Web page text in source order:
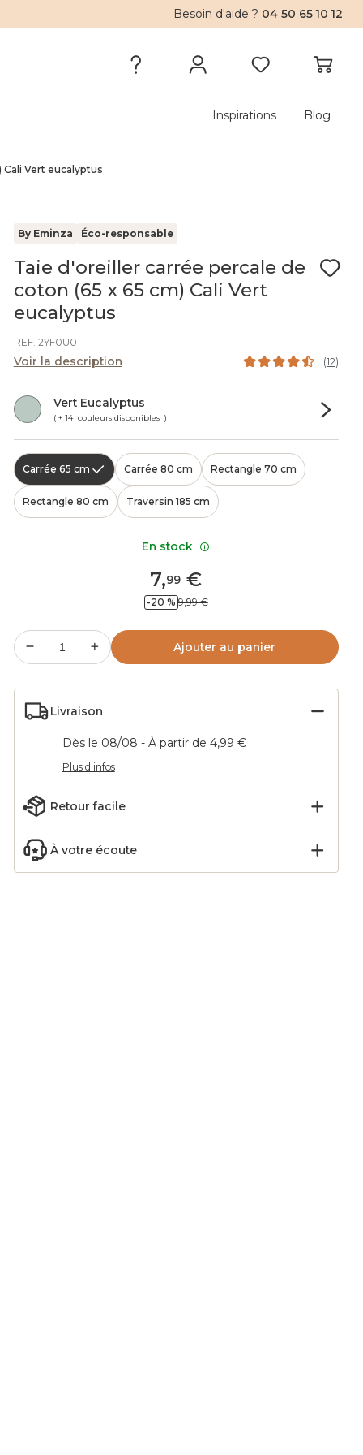
Besoin d'aide ? 04 50 65 10 12
Inspirations Blog
Vert eucalyptus
By Eminza Éco-responsable
Taie d'oreiller carrée percale de
coton (65 x 65 cm) Cali Vert
eucalyptus
REF. 2YF0U01
Voir la description (12)
Vert Eucalyptus
( + 14 couleurs disponibles )
Carrée 65 cm Carrée 80 cm Rectangle 70 cm
Rectangle 80 cm Traversin 185 cm
7,99 €
-20 % 9,99 €
Ajouter au panier
Livraison
Dès le 08/08 - À partir de 4,99 €
Plus d'infos
Retour facile
À votre écoute